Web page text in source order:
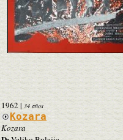
1962| 34 años
Kozara
Kozara